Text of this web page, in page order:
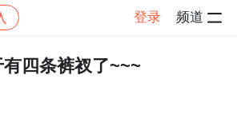
登录 频道
帖子详情
四条裤衩了~~~